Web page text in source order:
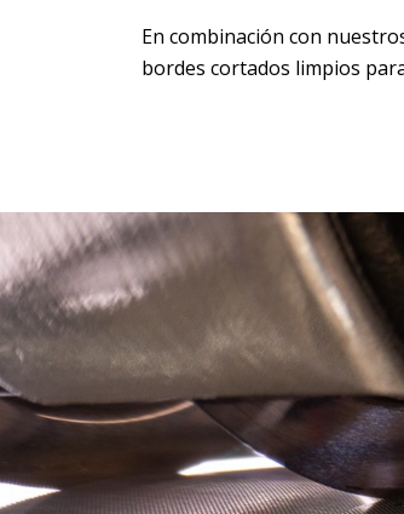
En combinación con
bordes cortados limpios